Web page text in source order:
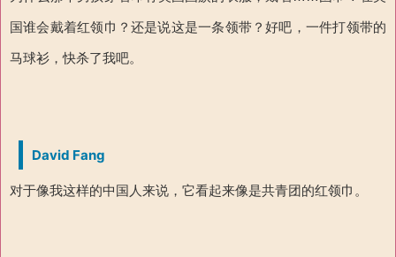
国谁会戴着红领巾？还是说这是一条领带？好吧，一件打领带的
马球衫，快杀了我吧。
David Fang
对于像我这样的中国人来说，它看起来像是共青团的红领巾。